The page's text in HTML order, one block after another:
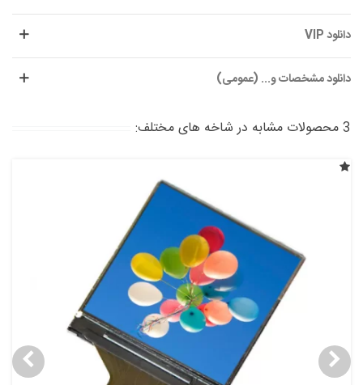
دانلود VIP
دانلود مشخصات و... (عمومی)
3 محصولات مشابه در شاخه های مختلف: